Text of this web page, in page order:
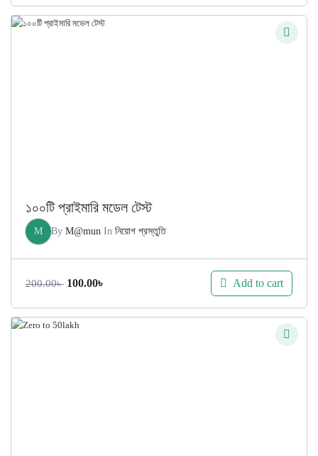
১০০টি প্রাইমারি মডেল টেস্ট
M By M@mun In নিয়োগ প্রস্তুতি
200.00৳ Original
was:
100.00৳
is:
Add to cart